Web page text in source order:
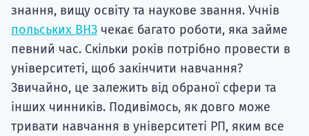
знання, вищу освіту та наукове звання. Учнів
польських ВНЗ чекає багато роботи, яка займе
певний час. Скільки років потрібно провести в
університеті, щоб закінчити навчання?
Звичайно, це залежить від обраної сфери та
інших чинників. Подивімось, як довго може
тривати навчання в університеті РП, яким все